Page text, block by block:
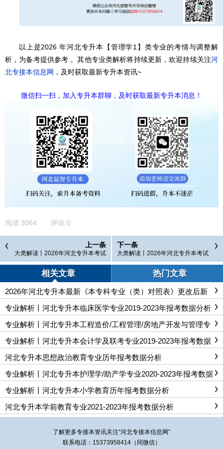
以上是2026 年河北专升本【管理学1】类专业的考情与调整解
析，为备考提供参考 。其他专业类解析将持续更新，欢迎持续关注河
北专接本信息网 ，及时获取最新专升本资讯~
微信扫一扫，加入专升本群聊，及时获取最新专升本消息！
阅读:3064 评论:0
上一条
大类解读丨2026年河北专升本考试
下一条
大类解读丨2026年河北专升本考试
相关文章 热门文章
2026年河北专升本最新《本专科专业（类）对照表》更改后新
版本
专业解析丨河北专升本临床医学专业2019-2023年报考数据分析
专业解析丨河北专升本工程造价/工程管理/房地产开发与管理专
业历年报考数据分析
专业解析丨河北专升本会计学及联考专业2019-2023年报考数据
分析
河北专升本思想政治教育专业历年报考数据分析
专业解析丨河北专升本护理学/助产学专业2020-2023年报考数据
分析
专业解析丨河北专升本小学教育历年报考数据分析
河北专升本学前教育专业2021-2023年报考数据分析
了解更多专接本资讯关注“河北专接本信息网”
联系电话：15373958414（同微信）